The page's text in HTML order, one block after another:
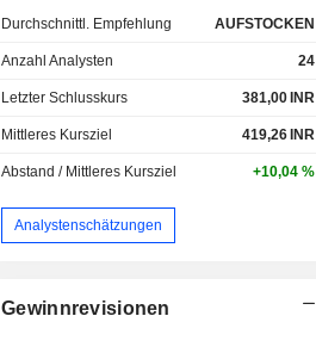
Durchschnittl. Empfehlung AUFSTOCKEN
Anzahl Analysten 24
Letzter Schlusskurs 381,00 INR
Mittleres Kursziel 419,26 INR
Abstand / Mittleres Kursziel +10,04 %
Analystenschätzungen
Gewinnrevisionen